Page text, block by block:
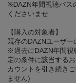
※DAZN年間視聴パス
くださいませ
【購入の対象者】
既存のDAZNユーザ
※過去にDAZN年間視
定の条件に該当する
カウントを引き続き
ません)